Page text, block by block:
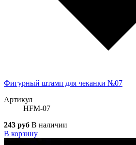
Фигурный штамп для чеканки №07
Артикул
HFM-07
243 руб В наличии
В корзину